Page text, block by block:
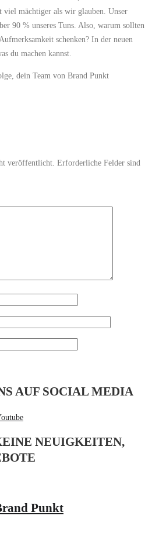
viel mächtiger als wir glauben. Unser
90 % unseres Tuns. Also, warum sollten
schenken? In der neuen
du machen kannst.
dein Team von Brand Punkt
veröffentlicht. Erforderliche Felder sind
AUF SOCIAL MEDIA
NEUIGKEITEN,
Punkt